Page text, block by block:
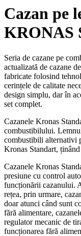
Cazan pe
KRONAS
Seria de cazane pe
actualizată de cazane
fabricate folosind
cerințele de calitate
design simplu, dar în
set complet.
Cazanele Kronas
combustibilului.
combustibili alternativi
Kronas Standart,
Cazanele Kronas
presiune cu control
funcționării cazanului.
rețea, prin urmare,
doar atunci când sunt
fără alimentare,
regulator mecanic de
funcționarea fără